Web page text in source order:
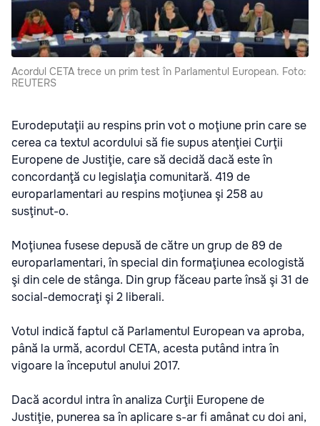
Acordul CETA trece un prim test în Parlamentul European. Foto:
REUTERS
Eurodeputaţii au respins prin vot o moţiune prin care se
cerea ca textul acordului să fie supus atenţiei Curţii
Europene de Justiţie, care să decidă dacă este în
concordanţă cu legislaţia comunitară. 419 de
europarlamentari au respins moţiunea şi 258 au
susţinut-o.
Moţiunea fusese depusă de către un grup de 89 de
europarlamentari, în special din formaţiunea ecologistă
şi din cele de stânga. Din grup făceau parte însă şi 31 de
social-democraţi şi 2 liberali.
Votul indică faptul că Parlamentul European va aproba,
până la urmă, acordul CETA, acesta putând intra în
vigoare la începutul anului 2017.
Dacă acordul intra în analiza Curţii Europene de
Justiţie, punerea sa în aplicare s-ar fi amânat cu doi ani,